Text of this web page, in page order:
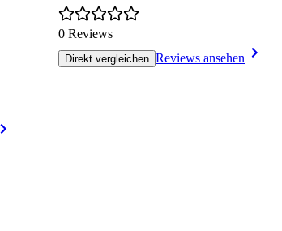
0 Reviews
Direkt vergleichen Reviews ansehen